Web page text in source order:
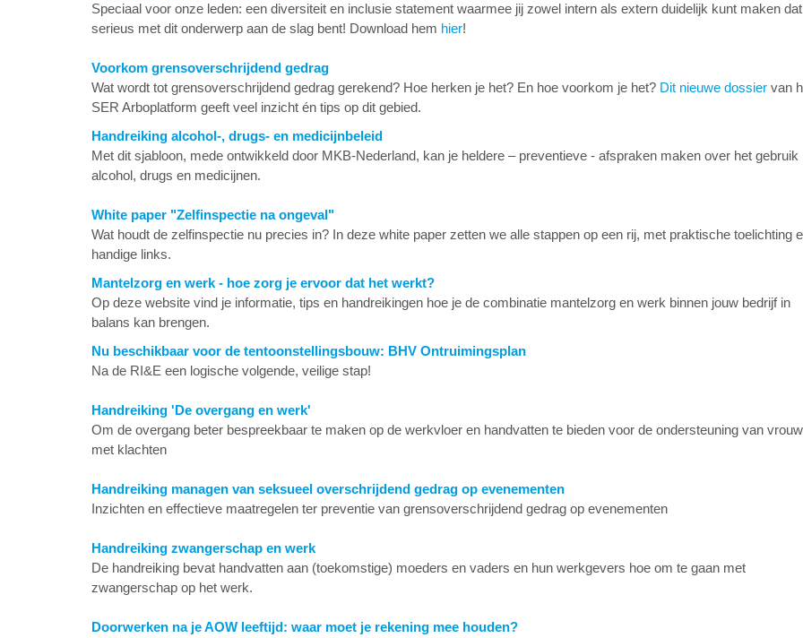
Speciaal voor onze leden: een diversiteit en inclusie statement waarmee jij zowel intern als extern duidelijk kunt maken
serieus met dit onderwerp aan de slag bent! Download hem hier!
Voorkom grensoverschrijdend gedrag
Wat wordt tot grensoverschrijdend gedrag gerekend? Hoe herken je het? En hoe voorkom je het? Dit nieuwe dossier van
SER Arboplatform geeft veel inzicht én tips op dit gebied.
Handreiking alcohol-, drugs- en medicijnbeleid
Met dit sjabloon, mede ontwikkeld door MKB-Nederland, kan je heldere – preventieve - afspraken maken over het gebruik
alcohol, drugs en medicijnen.
White paper "Zelfinspectie na ongeval"
Wat houdt de zelfinspectie nu precies in? In deze white paper zetten we alle stappen op een rij, met praktische toelichting
handige links.
Mantelzorg en werk - hoe zorg je ervoor dat het werkt?
Op deze website vind je informatie, tips en handreikingen hoe je de combinatie mantelzorg en werk binnen jouw bedrijf in
balans kan brengen.
Nu beschikbaar voor de tentoonstellingsbouw: BHV Ontruimingsplan
Na de RI&E een logische volgende, veilige stap!
Handreiking 'De overgang en werk'
Om de overgang beter bespreekbaar te maken op de werkvloer en handvatten te bieden voor de ondersteuning van
met klachten
Handreiking managen van seksueel overschrijdend gedrag op evenementen
Inzichten en effectieve maatregelen ter preventie van grensoverschrijdend gedrag op evenementen
Handreiking zwangerschap en werk
De handreiking bevat handvatten aan (toekomstige) moeders en vaders en hun werkgevers hoe om te gaan met
zwangerschap op het werk.
Doorwerken na je AOW leeftijd: waar moet je rekening mee houden?